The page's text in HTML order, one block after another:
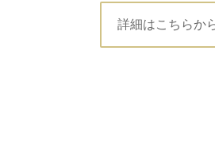
詳細はこちらか